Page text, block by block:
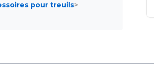
pour treuils>